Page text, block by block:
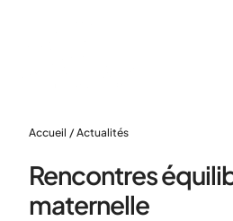
Accueil / Actualités
Rencontres
maternelle